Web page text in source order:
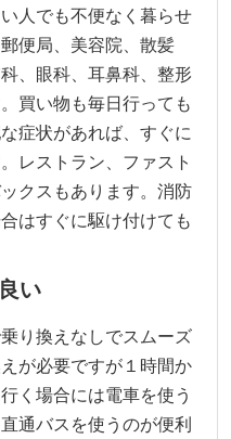
人でも不便なく暮らせ
便局、美容院、散髪
、眼科、耳鼻科、整形
買い物も毎日行っても
症状があれば、すぐに
レストラン、ファスト
クスもあります。消防
はすぐに駆け付けても
い
り換えなしでスムーズ
が必要ですが１時間か
く場合には電車を使う
通バスを使うのが便利